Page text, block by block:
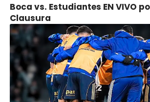
Boca vs. Estudiantes EN VIVO
Clausura